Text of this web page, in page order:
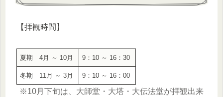
【拝観時間】
夏期 4月 ～ 10月 9：10 ～ 16：30
冬期 11月 ～ 3月 9：10 ～ 16：00
※10月下旬は、大師堂・大塔・大伝法堂が拝観出来